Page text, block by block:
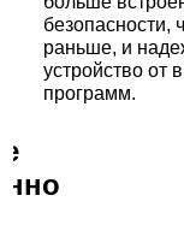
безопасности,
раньше, и
устройство от
программ.